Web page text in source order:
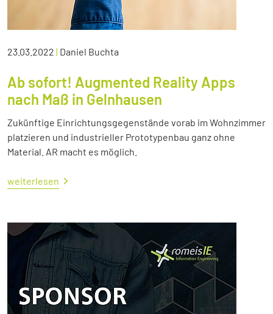
23.03.2022 | Daniel Buchta
Ab sofort! Augmented Reality Apps
nach Maß in Gelnhausen
Zukünftige Einrichtungsgegenstände vorab im Wohnzimmer
platzieren und industrieller Prototypenbau ganz ohne
Material. AR macht es möglich.
weiterlesen